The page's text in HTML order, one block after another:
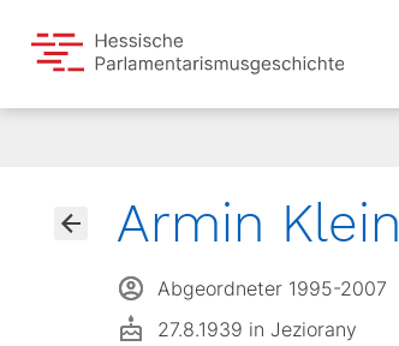
Armin Klein
Abgeordneter 1995-2007
27.8.1939 in Jeziorany